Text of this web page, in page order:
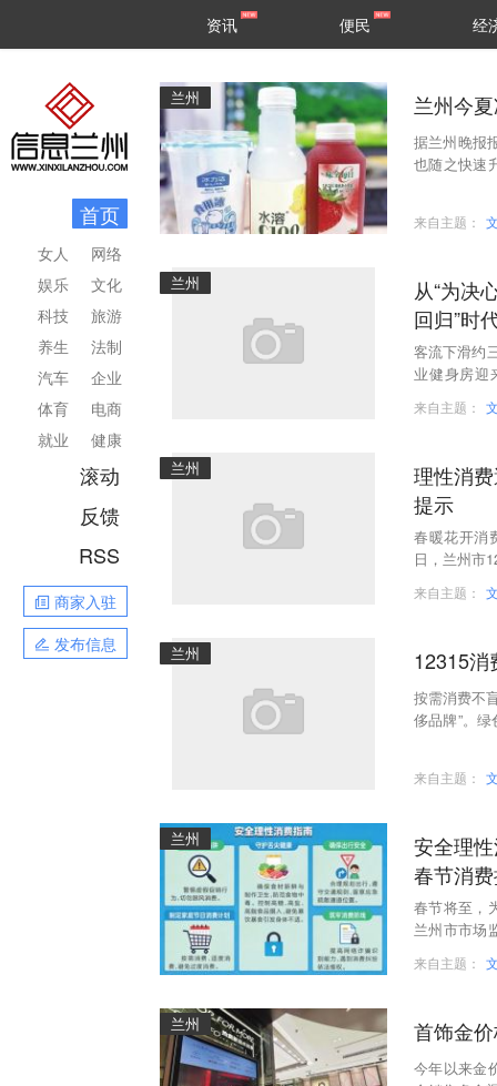
区县
资讯 便民 经
首页
网络
文化
旅游
法制
企业
电商
健康
女人
娱乐
科技
养生
汽车
体育
就业
滚动
反馈
RSS
商家入驻
发布信息
兰州 兰州今
据兰州晚报
也随之快速
来自主题：
兰州
从“为决
回归”时
客流下滑约
业健身房迎
来自主题：
兰州
理性消
提示
春暖花开消
日，兰州市
来自主题：
兰州 12315消
按需消费不
侈品牌”。
来自主题：
兰州
安全理
春节消
春节将至，
兰州市市场
来自主题：
兰州 首饰金
今年以来金